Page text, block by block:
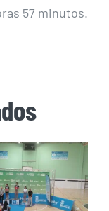
57 minutos.